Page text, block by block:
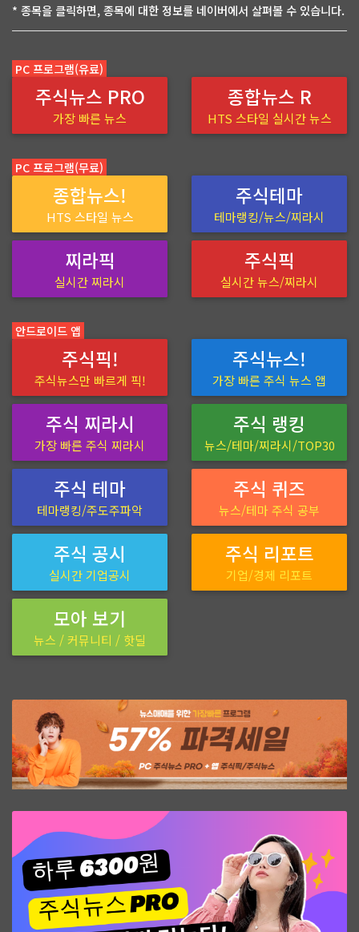
* 종목을 클릭하면, 종목에 대한 정보를 네이버에서 살펴볼 수 있습니다.
PC 프로그램(유료)
주식뉴스 PRO
가장 빠른 뉴스
종합뉴스 R
HTS 스타일 실시간 뉴스
PC 프로그램(무료)
종합뉴스!
HTS 스타일 뉴스
주식테마
테마랭킹/뉴스/찌라시
찌라픽
실시간 찌라시
주식픽
실시간 뉴스/찌라시
안드로이드 앱
주식픽!
주식뉴스만 빠르게 픽!
주식뉴스!
가장 빠른 주식 뉴스 앱
주식 찌라시
가장 빠른 주식 찌라시
주식 랭킹
뉴스/테마/찌라시/TOP30
주식 테마
테마랭킹/주도주파악
주식 퀴즈
뉴스/테마 주식 공부
주식 공시
실시간 기업공시
주식 리포트
기업/경제 리포트
모아 보기
뉴스 / 커뮤니티 / 핫딜